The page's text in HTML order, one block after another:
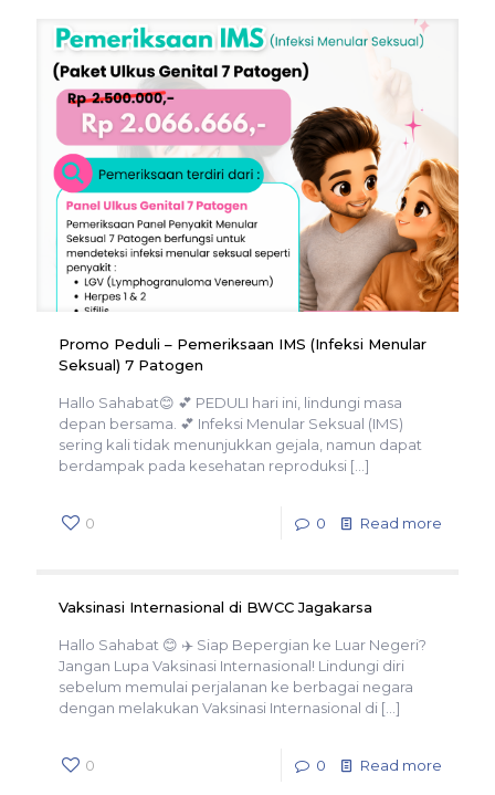
Promo Peduli – Pemeriksaan IMS (Infeksi Menular
Seksual) 7 Patogen
Hallo Sahabat😊 💕 PEDULI hari ini, lindungi masa
depan bersama. 💕 Infeksi Menular Seksual (IMS)
sering kali tidak menunjukkan gejala, namun dapat
berdampak pada kesehatan reproduksi […]
0 0 Read more
Vaksinasi Internasional di BWCC Jagakarsa
Hallo Sahabat 😊 ✈️ Siap Bepergian ke Luar Negeri?
Jangan Lupa Vaksinasi Internasional! Lindungi diri
sebelum memulai perjalanan ke berbagai negara
dengan melakukan Vaksinasi Internasional di […]
0 0 Read more